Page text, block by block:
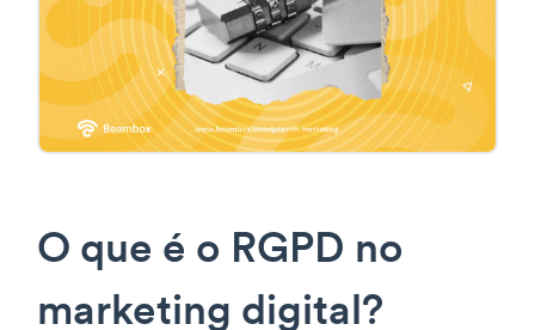
O que é o RGPD no
marketing digital?